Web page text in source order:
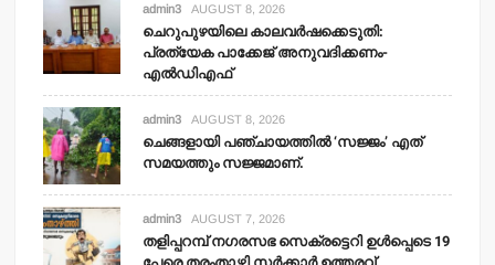
admin3 AUGUST 8, 2026
ചെറുപുഴയിലെ കാലവര്‍ഷക്കെടുതി:
പ്രത്യേക പാക്കേജ് അനുവദിക്കണം-
എല്‍ഡിഎഫ്
admin3 AUGUST 8, 2026
ചെങ്ങളായി പഞ്ചായത്തില്‍ ‘സജ്ജം’ എത്
സമയത്തും സജ്ജമാണ്.
admin3 AUGUST 7, 2026
തളിപ്പറമ്പ് നഗരസഭ സെക്രട്ടെറി ഉള്‍പ്പെടെ 19